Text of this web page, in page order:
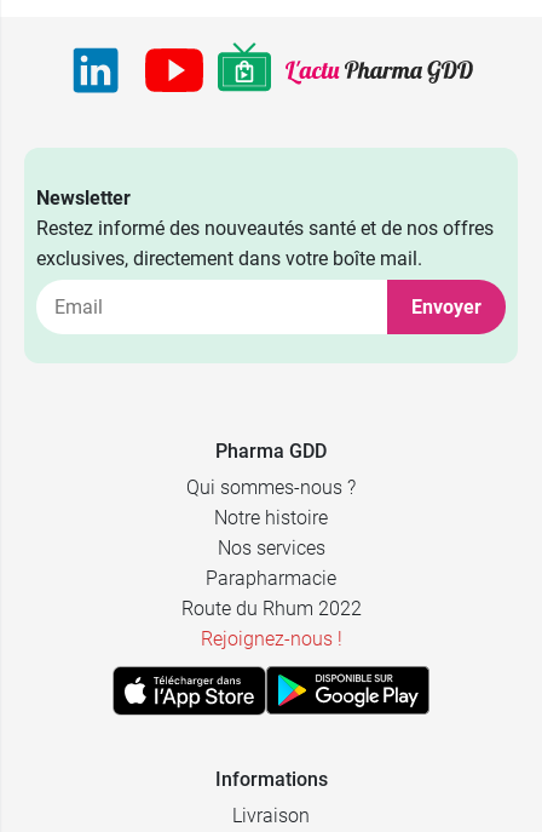
Newsletter
Restez informé des nouveautés santé et de nos offres
exclusives, directement dans votre boîte mail.
Envoyer
Pharma GDD
Qui sommes-nous ?
Notre histoire
Nos services
Parapharmacie
Route du Rhum 2022
Rejoignez-nous !
Informations
Livraison